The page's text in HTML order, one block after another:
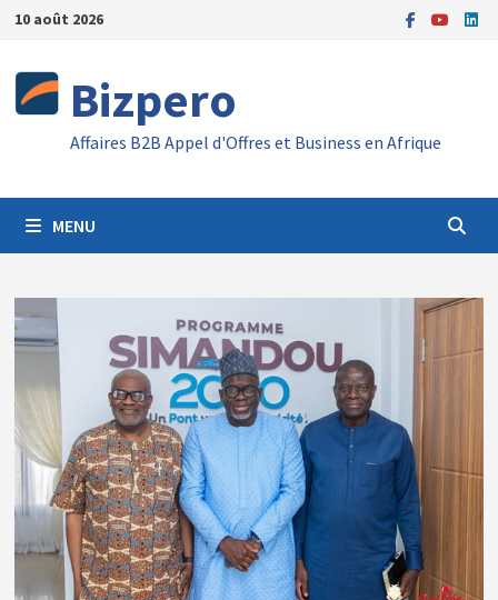
Passer
contenu
10 août 2026
Bizpero
Affaires B2B Appel d'Offres et Business en Afrique
MENU